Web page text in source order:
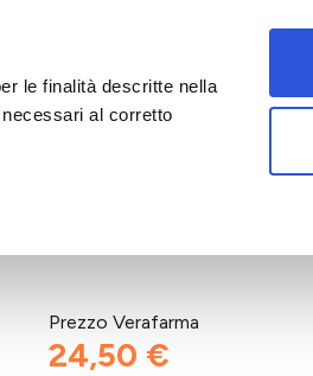
le finalità descritte nella
al corretto
Prezzo Verafarma
24,50 €